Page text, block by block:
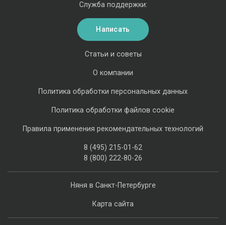
Няня в Санкт-Петербурге
Карта сайта
Статьи и советы
О компании
Политика обработки персональных данных
Политика обработки файлов cookie
Правила применения рекомендательных технологий
8 (495) 215-01-62
8 (800) 222-80-26
Служба поддержки:
Написать